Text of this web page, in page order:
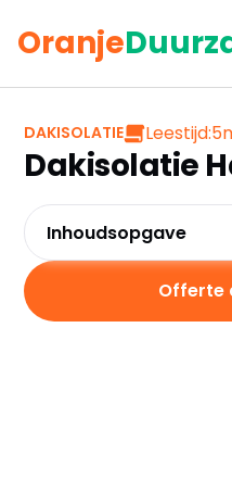
Oranje
DAKISOLATIE Leestijd:5
Dakisolatie
Inhoudsopgave
Harderwijk?
Offerte